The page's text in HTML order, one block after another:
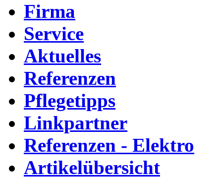
Firma
Service
Aktuelles
Referenzen
Pflegetipps
Linkpartner
Referenzen - Elektro
Artikelübersicht